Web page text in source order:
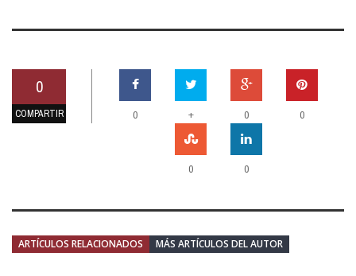
0
COMPARTIR 0 + 0 0
0 0
ARTÍCULOS RELACIONADOS MÁS ARTÍCULOS DEL AUTOR